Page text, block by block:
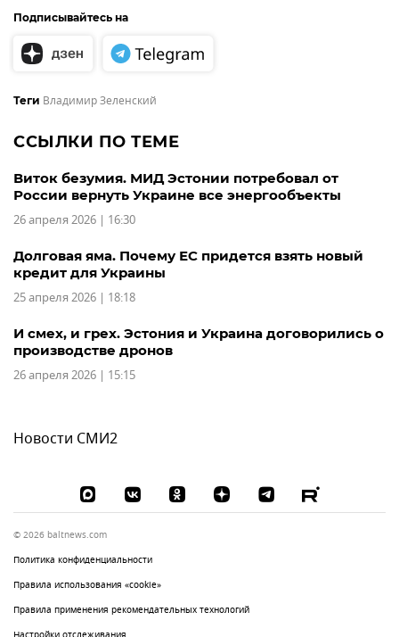
Подписывайтесь на
Теги Владимир Зеленский
ССЫЛКИ ПО ТЕМЕ
Виток безумия. МИД Эстонии потребовал от
России вернуть Украине все энергообъекты
26 апреля 2026 | 16:30
Долговая яма. Почему ЕС придется взять новый
кредит для Украины
25 апреля 2026 | 18:18
И смех, и грех. Эстония и Украина договорились о
производстве дронов
26 апреля 2026 | 15:15
Новости СМИ2
© 2026 baltnews.com
Политика конфиденциальности
Правила использования «cookie»
Правила применения рекомендательных технологий